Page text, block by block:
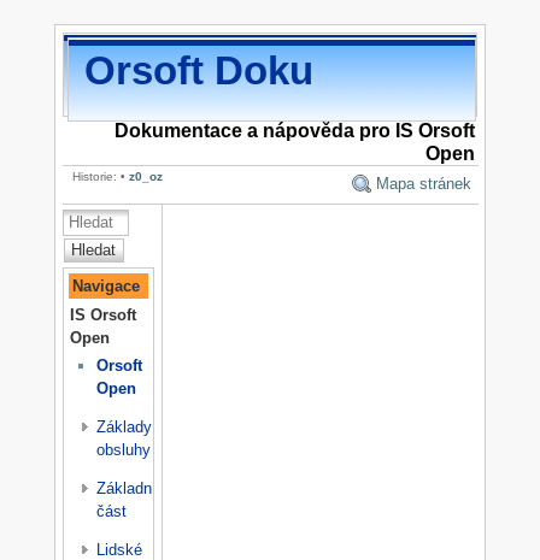
Orsoft Doku
Dokumentace a nápověda pro IS Orsoft
Open
Historie: • z0_oz Mapa stránek
Hledat
Navigace
IS Orsoft
Open
Orsoft
Open
Základy
obsluhy
Základní
část
Lidské